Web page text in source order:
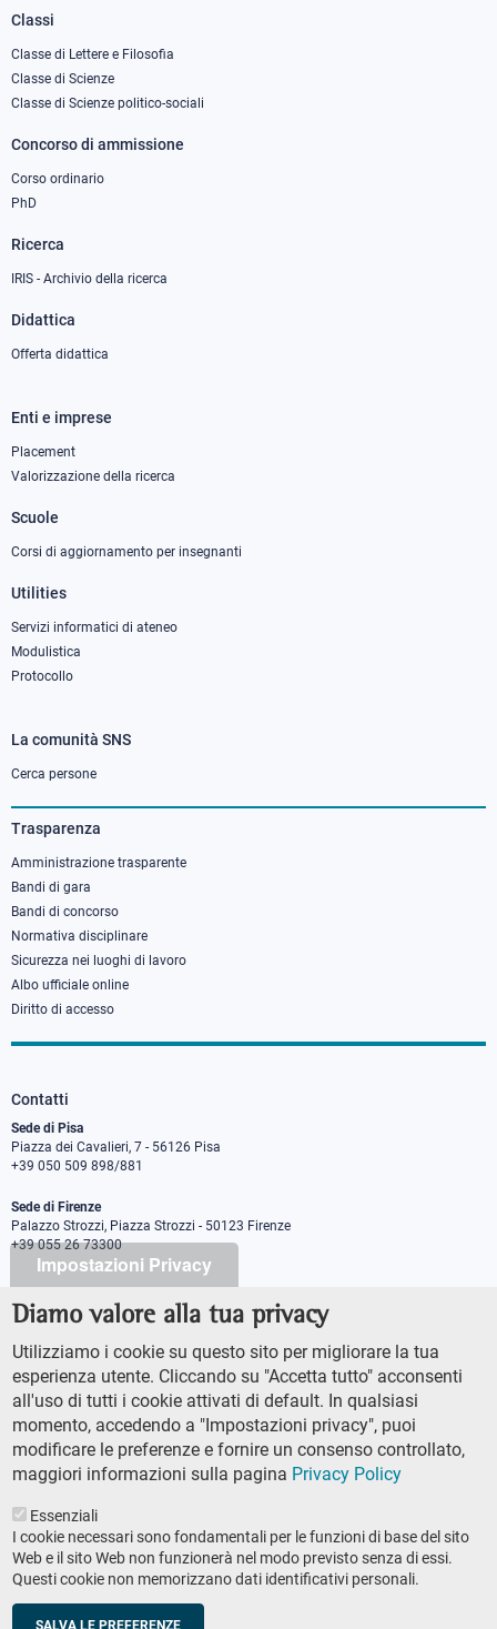
Impostazioni Privacy
Diamo valore alla tua privacy
Utilizziamo i cookie su questo sito per migliorare la tua
esperienza utente. Cliccando su "Accetta tutto" acconsenti
all'uso di tutti i cookie attivati di default. In qualsiasi
momento, accedendo a "Impostazioni privacy", puoi
modificare le preferenze e fornire un consenso controllato,
maggiori informazioni sulla pagina Privacy Policy
Essenziali
I cookie necessari sono fondamentali per le funzioni di base del sito
Web e il sito Web non funzionerà nel modo previsto senza di essi.
Questi cookie non memorizzano dati identificativi personali.
SALVA LE PREFERENZE
Footer
column
1
Classi
Classe di Lettere e Filosofia
Classe di Scienze
Classe di Scienze politico-sociali
Concorso di ammissione
Corso ordinario
PhD
Ricerca
IRIS - Archivio della ricerca
Didattica
Offerta didattica
Footer
column
Enti e imprese
Placement
Valorizzazione della ricerca
Scuole
Corsi di aggiornamento per insegnanti
Utilities
Servizi informatici di ateneo
Modulistica
Protocollo
Footer
column
3
La comunità SNS
Cerca persone
Trasparenza
Amministrazione trasparente
Bandi di gara
Bandi di concorso
Normativa disciplinare
Sicurezza nei luoghi di lavoro
Albo ufficiale online
Diritto di accesso
Contatti
Sede di Pisa
Piazza dei Cavalieri, 7 - 56126 Pisa
+39 050 509 898/881
Sede di Firenze
Palazzo Strozzi, Piazza Strozzi - 50123 Firenze
+39 055 26 73300
PEC protocollo@pec.sns.it
Codice Fiscale 8000 5050507
Ufficio comunicazione
Addetto stampa
URP - Ufficio relazioni con il pubblico
Footer
AMMINISTRAZIONE TRASPARENTE